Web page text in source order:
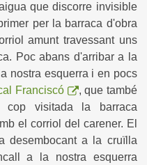
que discorre invisible
per la barraca d'obra
amunt travessant uns
Poc abans d'arribar a la
nostra esquerra i en pocs
Franciscó
, que també
visitada la barraca
el corriol del carener. El
desembocant a la cruïlla
a la nostra esquerra